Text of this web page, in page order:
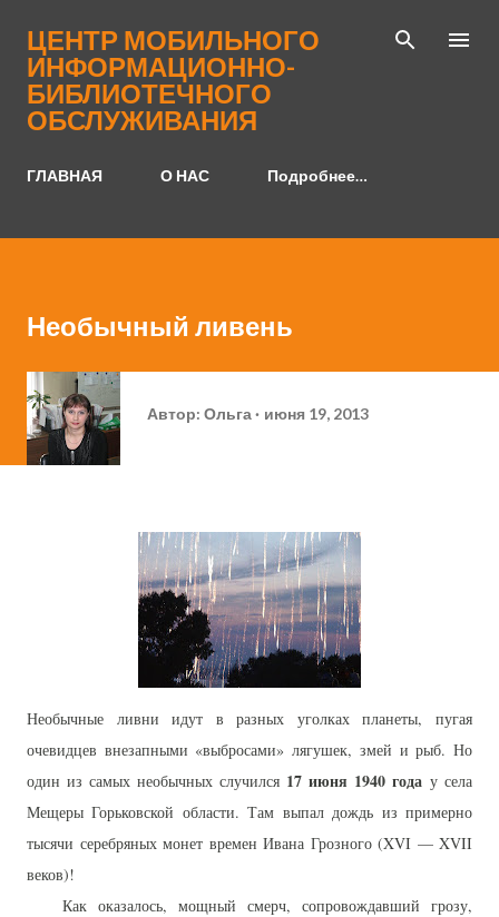
К основному контенту
ЦЕНТР МОБИЛЬНОГО
ИНФОРМАЦИОННО-
БИБЛИОТЕЧНОГО
ОБСЛУЖИВАНИЯ
ГЛАВНАЯ О НАС Подробнее…
Необычный ливень
Автор: Ольга июня 19, 2013
Необычные ливни идут в разных уголках планеты, пугая
очевидцев внезапными «выбросами» лягушек, змей и рыб. Но
один из самых необычных случился 17 июня 1940 года у села
Мещеры Горьковской области. Там выпал дождь из примерно
тысячи серебряных монет времен Ивана Грозного (XVI — XVII
веков)!
Как оказалось, мощный смерч, сопровождавший грозу,